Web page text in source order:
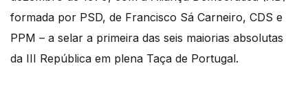
formada por PSD, de Francisco Sá Carneiro, CDS e
PPM – a selar a primeira das seis maiorias absolutas
da III República em plena Taça de Portugal.